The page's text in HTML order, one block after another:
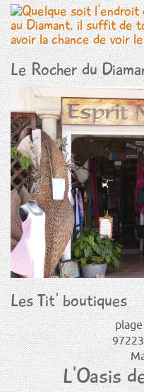
Le Rocher du
Les Tit' boutiques
97223
L'Oasis